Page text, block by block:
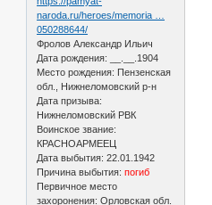
naroda.ru/heroes/memoria …
050288644/
Фролов Александр Ильич
Дата рождения: __.__.1904
Место рождения: Пензенская
обл., Нижнеломовский р-н
Дата призыва:
Нижнеломовский РВК
Воинское звание:
КРАСНОАРМЕЕЦ
Дата выбытия: 22.01.1942
Причина выбытия:погиб
Первичное место
захоронения: Орловская обл.